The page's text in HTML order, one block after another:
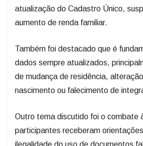
atualização do Cadastro Único,
aumento de renda familiar.
Também foi destacado que é
dados sempre atualizados,
de mudança de residência,
nascimento ou falecimento de
Outro tema discutido foi o combate
participantes receberam
ilegalidade do uso de documentos